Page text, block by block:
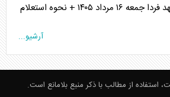
۱۴۰۵ + نحوه استعلام
آرشیو...
از مطالب با ذکر منبع بلامانع است.